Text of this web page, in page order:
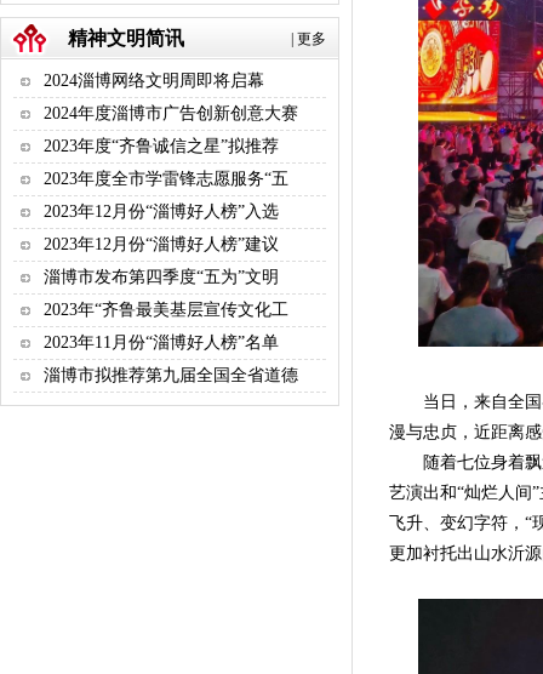
更多
精神文明简讯
2024淄博网络文明周即将启幕
2024年度淄博市广告创新创意大赛
2023年度“齐鲁诚信之星”拟推荐
2023年度全市学雷锋志愿服务“五
2023年12月份“淄博好人榜”入选
2023年12月份“淄博好人榜”建议
淄博市发布第四季度“五为”文明
2023年“齐鲁最美基层宣传文化工
2023年11月份“淄博好人榜”名单
淄博市拟推荐第九届全国全省道德
当日，来自全国
漫与忠贞，近距离
随着七位身着飘
艺演出和“灿烂人间
飞升、变幻字符，
更加衬托出山水沂